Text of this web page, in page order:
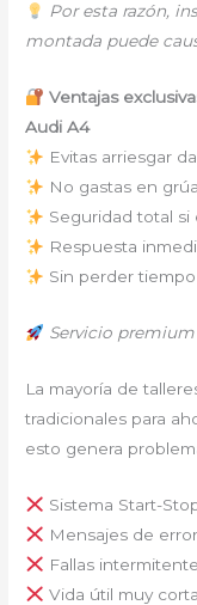
Por esta razón,
montada puede
Ventajas
Audi A4
Evitas arriesgar
No gastas en
Seguridad total si
Respuesta
Sin perder
Servicio
La mayoría de
tradicionales para
esto genera
Sistema Start-
Mensajes de
Fallas
Vida útil muy corta